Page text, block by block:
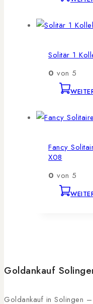
Solitär 1
0 von 5
Fancy
X08
0 von 5
Goldankauf
Goldankauf in Solingen